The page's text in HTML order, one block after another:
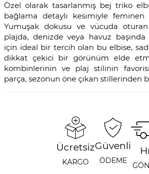
Özel olarak tasarlanmış bej triko
bağlama detaylı kesimiyle
Yumuşak dokusu ve vücuda
plajda, denizde veya havuz başında
için ideal bir tercih olan bu elbise,
dikkat çekici bir görünüm elde
kombinlerinin ve plaj stilinin
parça, sezonun öne çıkan stillerinden
Ücretsiz
KARGO
Güvenli
ÖDEME